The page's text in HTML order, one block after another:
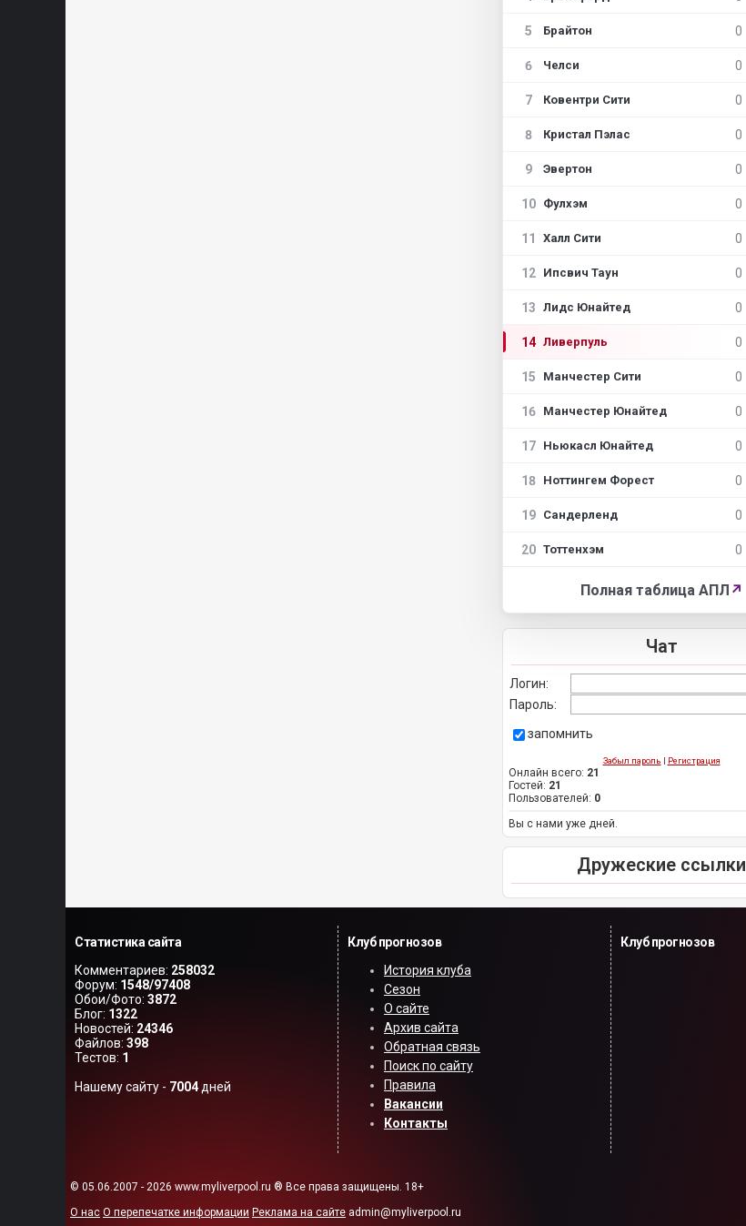
5 Брайтон 0
6 Челси 0
7 Ковентри Сити 0
8 Кристал Пэлас 0
9 Эвертон 0
10 Фулхэм 0
11 Халл Сити 0
12 Ипсвич Таун 0
13 Лидс Юнайтед 0
14 Ливерпуль 0
15 Манчестер Сити 0
16 Манчестер Юнайтед 0
17 Ньюкасл Юнайтед 0
18 Ноттингем Форест 0
19 Сандерленд 0
20 Тоттенхэм 0
Полная таблица АПЛ ↗
Чат
Логин:
Пароль:
запомнить
Забыл пароль | Регистрация
Онлайн всего: 21
Гостей: 21
Пользователей: 0
Вы с нами уже дней.
Дружеские ссылки
Статистика сайта
Комментариев: 258032
Форум: 1548/97408
Обои/Фото: 3872
Блог: 1322
Новостей: 24346
Файлов: 398
Тестов: 1
Нашему сайту - 7004 дней
Клуб прогнозов
История клуба
Сезон
О сайте
Архив сайта
Обратная связь
Поиск по сайту
Правила
Вакансии
Контакты
Клуб прогнозов
© 05.06.2007 - 2026 www.myliverpool.ru ® Все права защищены. 18+
О нас О перепечатке информации Реклама на сайте admin@myliverpool.ru